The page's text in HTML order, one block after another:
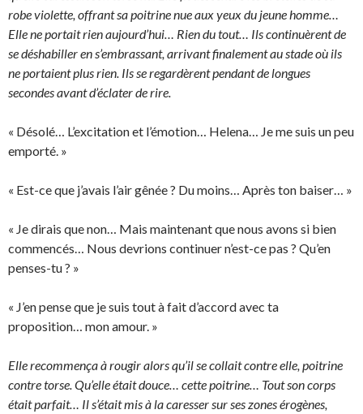
robe violette, offrant sa poitrine nue aux yeux du jeune homme…
Elle ne portait rien aujourd’hui… Rien du tout… Ils continuèrent de
se déshabiller en s’embrassant, arrivant finalement au stade où ils
ne portaient plus rien. Ils se regardèrent pendant de longues
secondes avant d’éclater de rire.
« Désolé… L’excitation et l’émotion… Helena… Je me suis un peu
emporté. »
« Est-ce que j’avais l’air gênée ? Du moins… Après ton baiser… »
« Je dirais que non… Mais maintenant que nous avons si bien
commencés… Nous devrions continuer n’est-ce pas ? Qu’en
penses-tu ? »
« J’en pense que je suis tout à fait d’accord avec ta
proposition… mon amour. »
Elle recommença à rougir alors qu’il se collait contre elle, poitrine
contre torse. Qu’elle était douce… cette poitrine… Tout son corps
était parfait… Il s’était mis à la caresser sur ses zones érogènes,